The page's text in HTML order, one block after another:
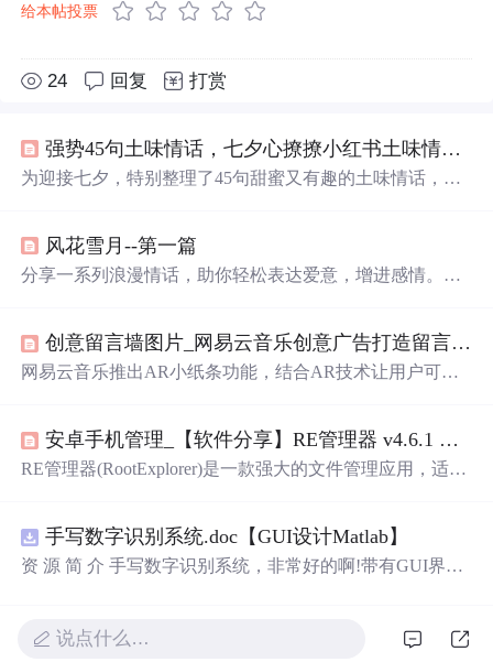
给本帖投票
24 回复 打赏
强势45句土味情话，七夕心撩撩小红书土味情话大赛
为迎接七夕，特别整理了45句甜蜜又有趣的土味情话，每
风花雪月--第一篇
分享一系列浪漫情话，助你轻松表达爱意，增进感情。从
创意留言墙图片_网易云音乐创意广告打造留言墙，互动营销开启用户核心时代！...
网易云音乐推出AR小纸条功能，结合AR技术让用户可在
安卓手机管理_【软件分享】RE管理器 v4.6.1 完整版 ——安卓手机必备文件管理器...
RE管理器(RootExplorer)是一款强大的文件管理应用，适用
等，并支持多种文件排序方式和视图展示。
手写数字识别系统.doc【GUI设计Matlab】
资 源 简 介 手写数字识别系统，非常好的啊!带有GUI界
带有直观的图形用户界面（GUI），非常容易使用。你只
说点什么…